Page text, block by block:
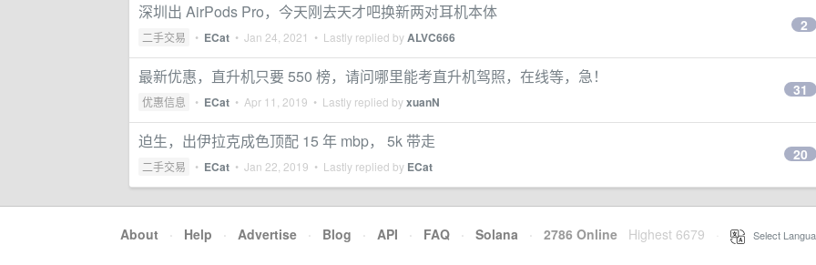
深圳出 AirPods Pro，今天刚去天才吧换新两对耳机本体
二手交易 • ECat • Jan 24, 2021 • Lastly replied byALVC666
2
最新优惠，直升机只要 550 榜，请问哪里能考直升机驾照，在线等，急！
优惠信息 • ECat • Apr 11, 2019 • Lastly replied byxuanN
31
迫生，出伊拉克成色顶配 15 年 mbp， 5k 带走
二手交易 • ECat • Jan 22, 2019 • Lastly replied by ECat
20
About · Help · Advertise · Blog · API · FAQ · Solana · 2786 Online Highest 6679 Select